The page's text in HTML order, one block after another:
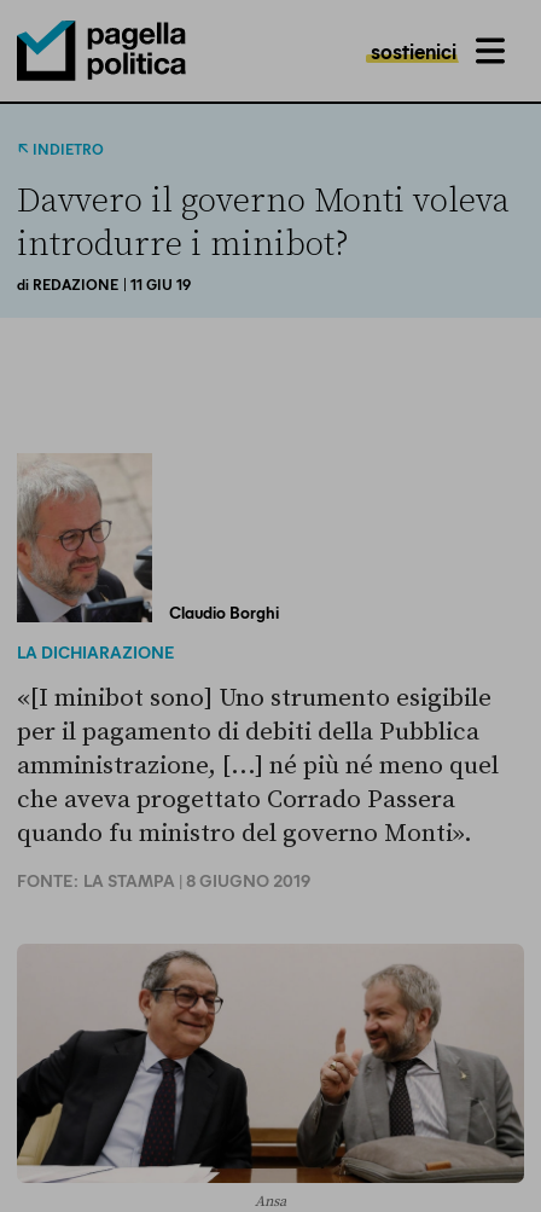
Pagella Politica Logo
sostienici MENU
INDIETRO
Davvero il governo Monti voleva
introdurre i minibot?
di REDAZIONE | 11 GIU 19
Claudio Borghi
LA DICHIARAZIONE
«[I minibot sono] Uno strumento esigibile
per il pagamento di debiti della Pubblica
amministrazione, [...] né più né meno quel
che aveva progettato Corrado Passera
quando fu ministro del governo Monti».
FONTE: LA STAMPA | 8 GIUGNO 2019
Ansa